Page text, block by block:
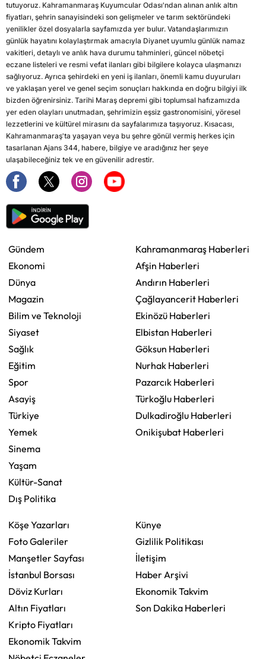
tutuyoruz. Kahramanmaraş Kuyumcular Odası'ndan alınan anlık altın
fiyatları, şehrin sanayisindeki son gelişmeler ve tarım sektöründeki
yenilikler özel dosyalarla sayfamızda yer bulur. Vatandaşlarımızın
günlük hayatını kolaylaştırmak amacıyla Diyanet uyumlu günlük namaz
vakitleri, detaylı ve anlık hava durumu tahminleri, güncel nöbetçi
eczane listeleri ve resmi vefat ilanları gibi bilgilere kolayca ulaşmanızı
sağlıyoruz. Ayrıca şehirdeki en yeni iş ilanları, önemli kamu duyuruları
ve yaklaşan yerel ve genel seçim sonuçları hakkında en doğru bilgiyi ilk
bizden öğrenirsiniz. Tarihi Maraş depremi gibi toplumsal hafızamızda
yer eden olayları unutmadan, şehrimizin eşsiz gastronomisini, yöresel
lezzetlerini ve kültürel mirasını da sayfalarımıza taşıyoruz. Kısacası,
Kahramanmaraş'ta yaşayan veya bu şehre gönül vermiş herkes için
tasarlanan Ajans 344, habere, bilgiye ve aradığınız her şeye
ulaşabileceğiniz tek ve en güvenilir adrestir.
Gündem
Ekonomi
Dünya
Magazin
Bilim ve Teknoloji
Siyaset
Sağlık
Eğitim
Spor
Asayiş
Türkiye
Yemek
Sinema
Yaşam
Kültür-Sanat
Dış Politika
Kahramanmaraş Haberleri
Afşin Haberleri
Andırın Haberleri
Çağlayancerit Haberleri
Ekinözü Haberleri
Elbistan Haberleri
Göksun Haberleri
Nurhak Haberleri
Pazarcık Haberleri
Türkoğlu Haberleri
Dulkadiroğlu Haberleri
Onikişubat Haberleri
Köşe Yazarları
Foto Galeriler
Manşetler Sayfası
İstanbul Borsası
Döviz Kurları
Altın Fiyatları
Kripto Fiyatları
Ekonomik Takvim
Künye
Gizlilik Politikası
İletişim
Haber Arşivi
Ekonomik Takvim
Son Dakika Haberleri